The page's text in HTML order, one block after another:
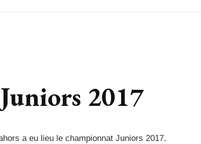
2017
a eu lieu le championnat Juniors 2017.